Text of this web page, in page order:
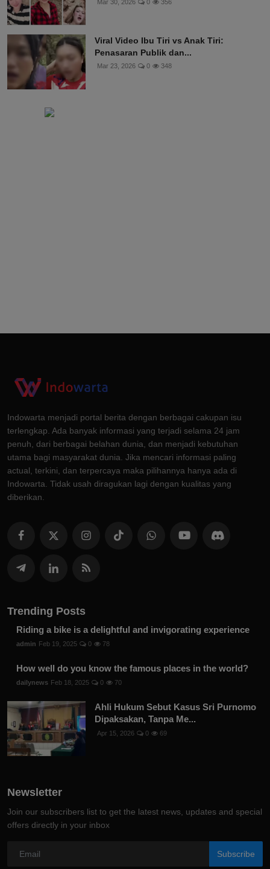
Mar 30, 2026 0 356
Viral Video Ibu Tiri vs Anak Tiri:
Penasaran Publik dan...
Mar 23, 2026 0 348
Indowarta menjadi portal berita dengan berbagai cakupan isu
terlengkap. Ada banyak informasi yang terjadi selama 24 jam
penuh, dari berbagai belahan dunia, dan menjadi kebutuhan
utama bagi masyarakat dunia. Jika mencari informasi paling
actual, terkini, dan terpercaya maka pilihannya hanya ada di
Indowarta. Tidak usah diragukan lagi dengan kualitas yang
diberikan.
Trending Posts
Riding a bike is a delightful and invigorating experience
admin Feb 19, 2025 0 78
How well do you know the famous places in the world?
dailynews Feb 18, 2025 0 70
Ahli Hukum Sebut Kasus Sri Purnomo
Dipaksakan, Tanpa Me...
Apr 15, 2026 0 69
Newsletter
Join our subscribers list to get the latest news, updates and special
offers directly in your inbox
Subscribe